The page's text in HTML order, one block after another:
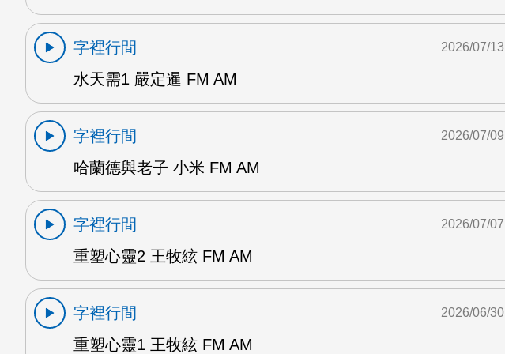
字裡行間
水天需1 嚴定暹 FM AM
2026/07/13
字裡行間
哈蘭德與老子 小米 FM AM
2026/07/09
字裡行間
重塑心靈2 王牧絃 FM AM
2026/07/07
字裡行間
重塑心靈1 王牧絃 FM AM
2026/06/30